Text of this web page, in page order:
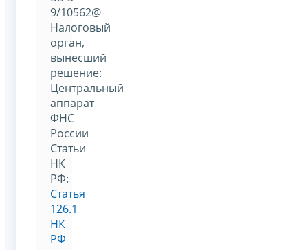
9/10562@
Налоговый
орган,
вынесший
решение:
Центральный
аппарат
ФНС
России
Статьи
НК
РФ:
Статья
126.1
НК
РФ